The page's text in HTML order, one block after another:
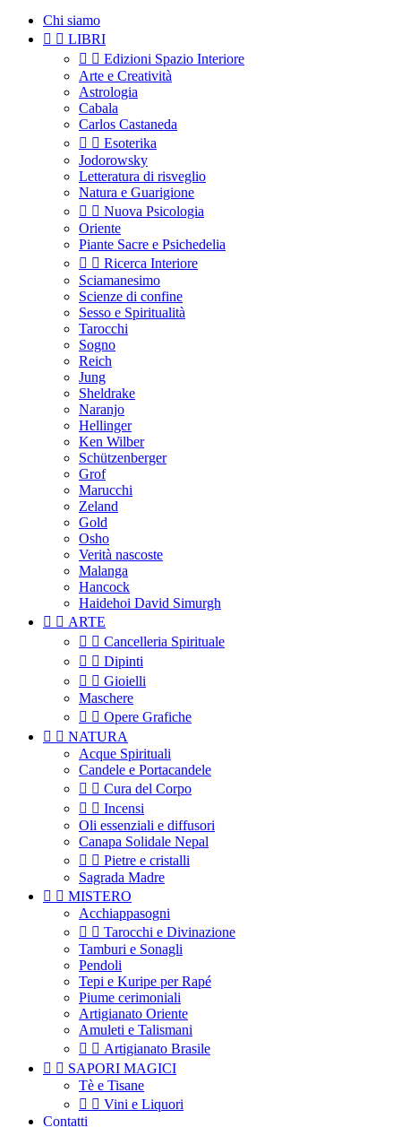
Chi siamo
  LIBRI
  Edizioni Spazio Interiore
Arte e Creatività
Astrologia
Cabala
Carlos Castaneda
  Esoterika
Jodorowsky
Letteratura di risveglio
Natura e Guarigione
  Nuova Psicologia
Oriente
Piante Sacre e Psichedelia
  Ricerca Interiore
Sciamanesimo
Scienze di confine
Sesso e Spiritualità
Tarocchi
Sogno
Reich
Jung
Sheldrake
Naranjo
Hellinger
Ken Wilber
Schützenberger
Grof
Marucchi
Zeland
Gold
Osho
Verità nascoste
Malanga
Hancock
Haidehoi David Simurgh
  ARTE
  Cancelleria Spirituale
  Dipinti
  Gioielli
Maschere
  Opere Grafiche
  NATURA
Acque Spirituali
Candele e Portacandele
  Cura del Corpo
  Incensi
Oli essenziali e diffusori
Canapa Solidale Nepal
  Pietre e cristalli
Sagrada Madre
  MISTERO
Acchiappasogni
  Tarocchi e Divinazione
Tamburi e Sonagli
Pendoli
Tepi e Kuripe per Rapé
Piume cerimoniali
Artigianato Oriente
Amuleti e Talismani
  Artigianato Brasile
  SAPORI MAGICI
Tè e Tisane
  Vini e Liquori
Contatti